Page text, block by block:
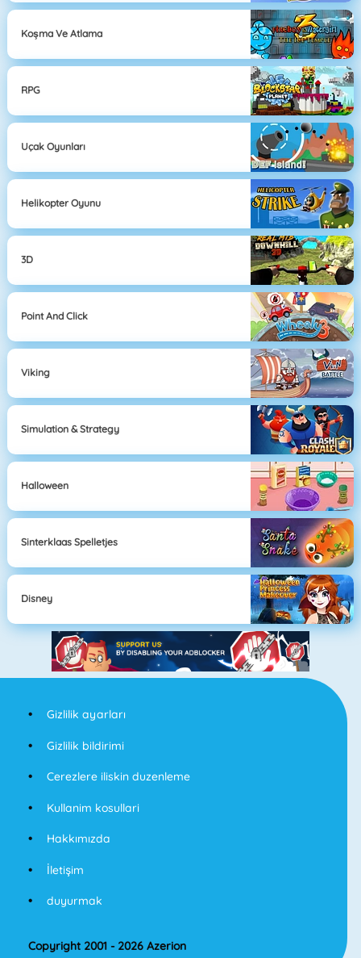
Koşma Ve Atlama
RPG
Uçak Oyunları
Helikopter Oyunu
3D
Point And Click
Viking
Simulation & Strategy
Halloween
Sinterklaas Spelletjes
Disney
Gizlilik ayarları
Gizlilik bildirimi
Cerezlere iliskin duzenleme
Kullanim kosullari
Hakkımızda
İletişim
duyurmak
Copyright 2001 - 2026 Azerion